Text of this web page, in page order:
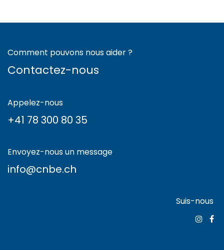
Comment pouvons nous aider ?
Contactez-nous
Appelez-nous
+41 78 300 80 35
Envoyez-nous un message
info@cnbe.ch
Suis-nous